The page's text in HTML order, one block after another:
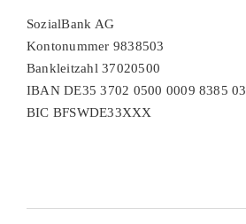
SozialBank AG
Kontonummer 9838503
Bankleitzahl 37020500
IBAN DE35 3702 0500 0009 8385 03
BIC BFSWDE33XXX